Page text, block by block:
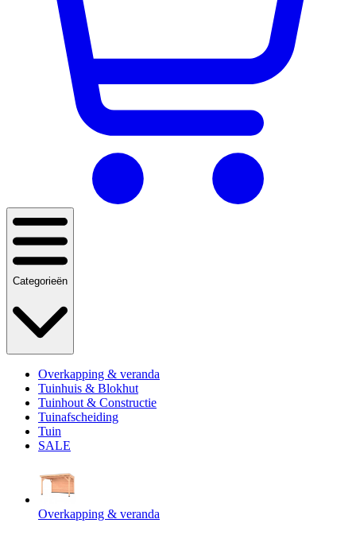
Categorieën
Overkapping & veranda
Tuinhuis & Blokhut
Tuinhout & Constructie
Tuinafscheiding
Tuin
SALE
Overkapping & veranda